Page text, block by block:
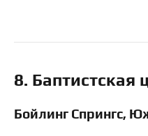
8. Баптистская
Бойлинг Спрингс,